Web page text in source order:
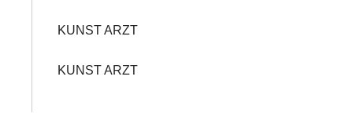
KUNST ARZT
KUNST ARZT